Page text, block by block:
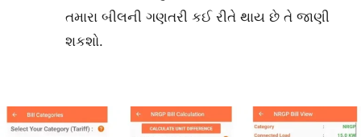
તમારા બીલની ગણતરી કઈ રીતે થાય છે તે જાણી
શકશો.